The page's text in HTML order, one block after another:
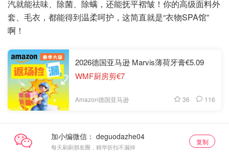
汽就能祛味、除菌、除螨，还能抚平褶皱！你的高级面料外
套、毛衣，都能得到温柔呵护，这简直就是“衣物SPA馆”
啊！
2026德国亚马逊 Marvis薄荷牙膏€5.09
WMF厨房剪€7
Amazon德国亚马逊 36 116
加小编微信：
每天刷刷朋友圈，精华折扣不漏掉
复制